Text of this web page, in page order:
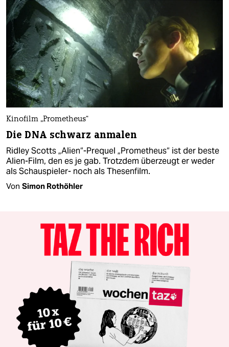
Kinofilm „Prometheus“
Die DNA schwarz anmalen
Ridley Scotts „Alien“-Prequel „Prometheus“ ist der beste
Alien-Film, den es je gab. Trotzdem überzeugt er weder
als Schauspieler- noch als Thesenfilm.
Von Simon Rothöhler